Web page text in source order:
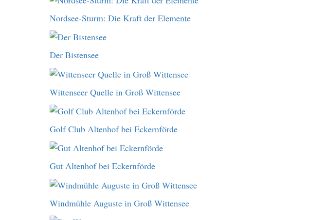
Nordsee-Sturm: Die Kraft der Elemente
Der Bistensee
Wittenseer Quelle in Groß Wittensee
Golf Club Altenhof bei Eckernförde
Gut Altenhof bei Eckernförde
Windmühle Auguste in Groß Wittensee